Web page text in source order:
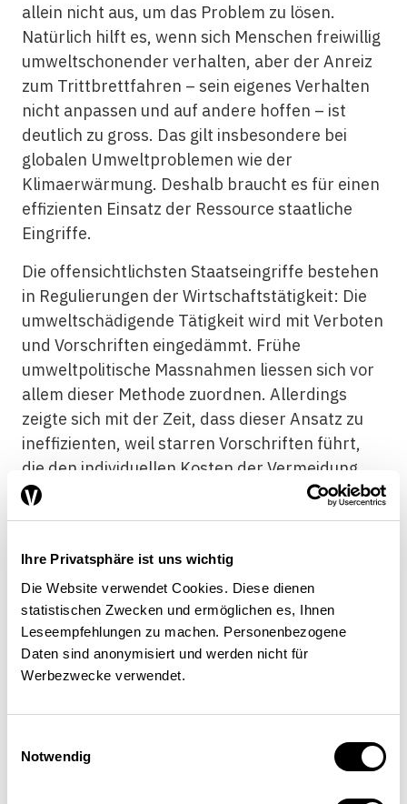
Ihre Privatsphäre ist uns wichtig
Die Website verwendet Cookies. Diese dienen
statistischen Zwecken und ermöglichen es, Ihnen
Leseempfehlungen zu machen. Personenbezogene
Daten sind anonymisiert und werden nicht für
Werbezwecke verwendet.
Notwendig
allein nicht aus, um das Problem zu lösen.
Natürlich hilft es, wenn sich Menschen freiwillig
umweltschonender verhalten, aber der Anreiz
zum Trittbrettfahren – sein eigenes Verhalten
nicht anpassen und auf andere hoffen – ist
deutlich zu gross. Das gilt insbesondere bei
globalen Umweltproblemen wie der
Klimaerwärmung. Deshalb braucht es für einen
effizienten Einsatz der Ressource staatliche
Eingriffe.
Die offensichtlichsten Staatseingriffe bestehen
in Regulierungen der Wirtschaftstätigkeit: Die
umweltschädigende Tätigkeit wird mit Verboten
und Vorschriften eingedämmt. Frühe
umweltpolitische Massnahmen liessen sich vor
allem dieser Methode zuordnen. Allerdings
zeigte sich mit der Zeit, dass dieser Ansatz zu
ineffizienten, weil starren Vorschriften führt,
die den individuellen Kosten der Vermeidung
von Umweltschäden nicht Rechnung tragen und
umweltschonende Innovationen zu wenig
daran, dass keine direkten Anreize über
Preisveränderungen vermittelt werden.
Deshalb wurden in den letzten Jahrzehnten
immer mehr Bemühungen unternommen, den
Preismechanismus und damit die Marktkräfte
Umweltschutzes ist es, mithilfe einer
sogenannten Lenkungsabgabe, einer Steuer